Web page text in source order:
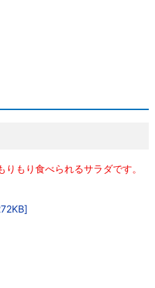
もり食べられるサラダです。